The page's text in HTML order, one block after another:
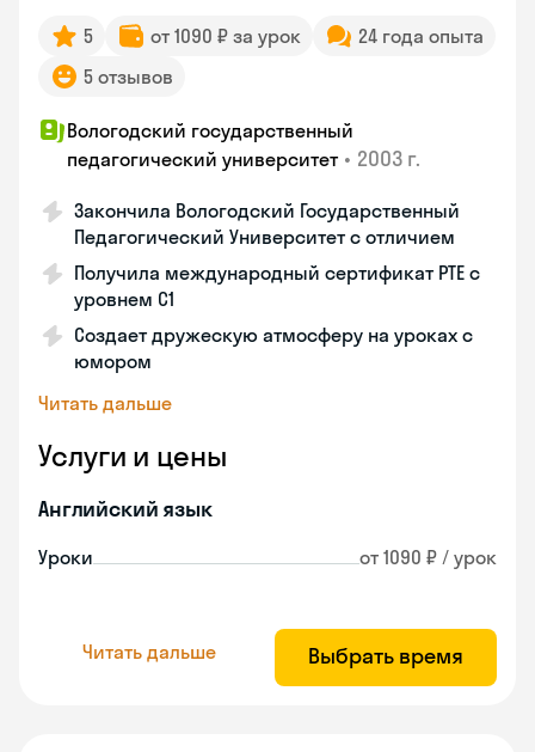
5 от 1090 ₽ за урок
24 года опыта
5 отзывов
Вологодский государственный
педагогический университет • 2003 г.
Закончила Вологодский Государственный
Педагогический Университет с отличием
Получила международный сертификат PTE с
уровнем C1
Создает дружескую атмосферу на уроках с
юмором
Читать дальше
Услуги и цены
Английский язык
Уроки от 1090 ₽ / урок
Читать дальше Выбрать время